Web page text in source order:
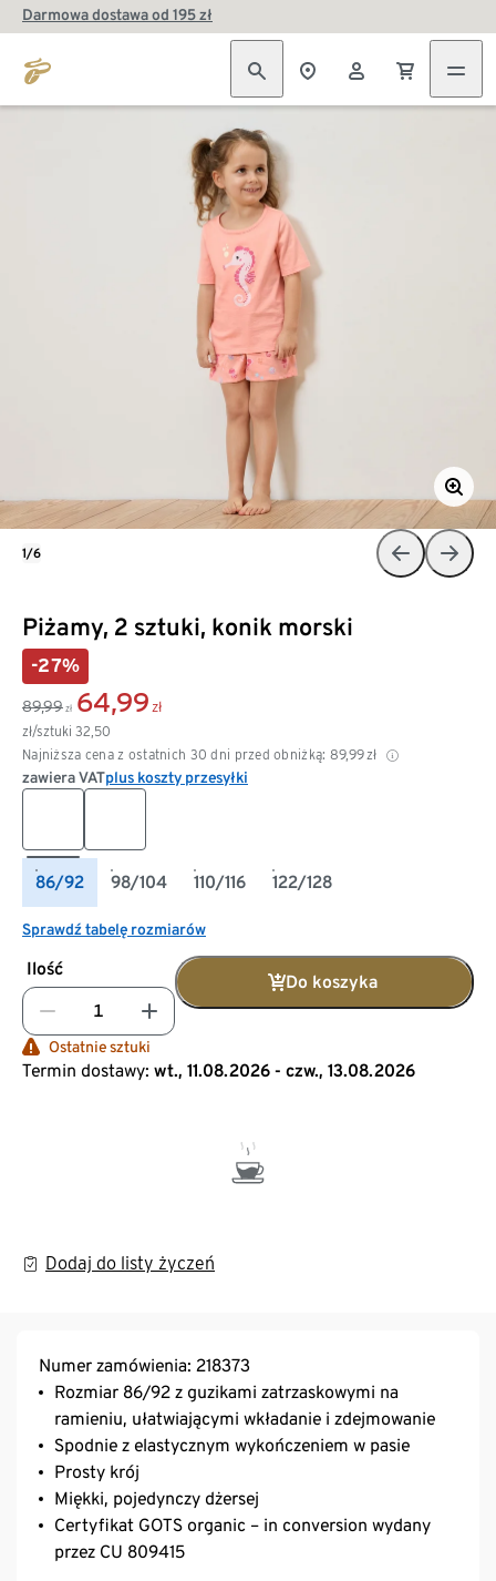
Darmowa dostawa od 195 zł
Piżamy, 2 sztuki, konik morski
-27%
89,99 zł 64,99 zł
zł/sztuki 32,50
Najniższa cena z ostatnich 30 dni przed obniżką: 89,99 zł
zawiera VATplus koszty przesyłki
86/92 98/104 110/116 122/128
Sprawdź tabelę rozmiarów
Ilość
Do koszyka
Ostatnie sztuki
Termin dostawy: wt., 11.08.2026 - czw., 13.08.2026
Dodaj do listy życzeń
1/6
Numer zamówienia: 218373
Rozmiar 86/92 z guzikami zatrzaskowymi na
ramieniu, ułatwiającymi wkładanie i zdejmowanie
Spodnie z elastycznym wykończeniem w pasie
Prosty krój
Miękki, pojedynczy dżersej
Certyfikat GOTS organic – in conversion wydany
przez CU 809415